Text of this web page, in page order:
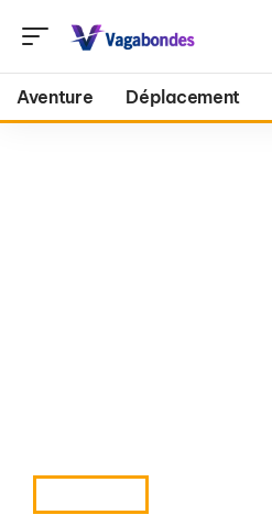
Aventure Déplacement